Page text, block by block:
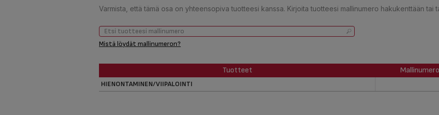
Varmista, että tämä osa on yhteensopiva tuotteesi kanssa. Kirjoita tuotteesi mallinumero hakukenttään tai
Mistä löydät mallinumeron?
Tuotteet
HIENONTAMINEN/VIIPALOINTI